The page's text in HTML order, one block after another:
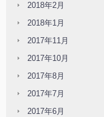
2018年2月
2018年1月
2017年11月
2017年10月
2017年8月
2017年7月
2017年6月